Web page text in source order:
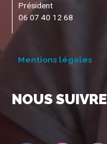
Président
06 07 40 12 68
Mentions légales
NOUS SUIVRE